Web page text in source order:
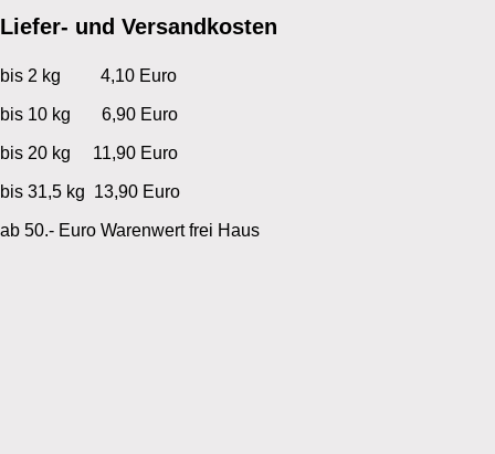
Liefer- und Versandkosten
bis 2 kg 4,10 Euro
bis 10 kg 6,90 Euro
bis 20 kg 11,90 Euro
bis 31,5 kg 13,90 Euro
ab 50.- Euro Warenwert frei Haus